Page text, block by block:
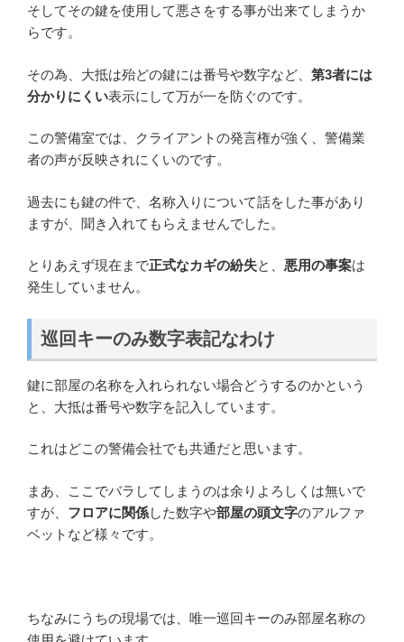
そしてその鍵を使用して悪さをする事が出来てしまうか
らです。
その為、大抵は殆どの鍵には番号や数字など、 第3者には
分かりにくい表示にして万が一を防ぐのです。
この警備室では、クライアントの発言権が強く、警備業
者の声が反映されにくいのです。
過去にも鍵の件で、名称入りについて話をした事があり
ますが、聞き入れてもらえませんでした。
とりあえず現在まで正式なカギの紛失と、 悪用の事案は
発生していません。
巡回キーのみ数字表記なわけ
鍵に部屋の名称を入れられない場合どうするのかという
と、大抵は番号や数字を記入しています。
これはどこの警備会社でも共通だと思います。
まあ、ここでバラしてしまうのは余りよろしくは無いで
すが、 フロアに関係した数字や部屋の頭文字のアルファ
ベットなど様々です。
ちなみにうちの現場では、唯一巡回キーのみ部屋名称の